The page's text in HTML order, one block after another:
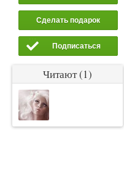
Сделать подарок
Подписаться
Читают (1)